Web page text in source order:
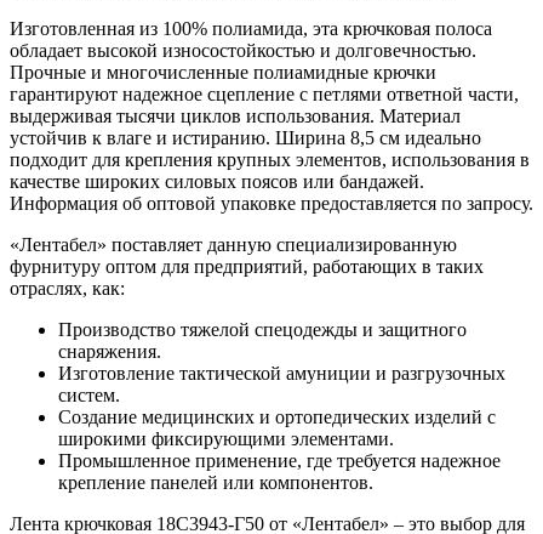
Изготовленная из 100% полиамида, эта крючковая полоса
обладает высокой износостойкостью и долговечностью.
Прочные и многочисленные полиамидные крючки
гарантируют надежное сцепление с петлями ответной части,
выдерживая тысячи циклов использования. Материал
устойчив к влаге и истиранию. Ширина 8,5 см идеально
подходит для крепления крупных элементов, использования в
качестве широких силовых поясов или бандажей.
Информация об оптовой упаковке предоставляется по запросу.
«Лентабел» поставляет данную специализированную
фурнитуру оптом для предприятий, работающих в таких
отраслях, как:
Производство тяжелой спецодежды и защитного
снаряжения.
Изготовление тактической амуниции и разгрузочных
систем.
Создание медицинских и ортопедических изделий с
широкими фиксирующими элементами.
Промышленное применение, где требуется надежное
крепление панелей или компонентов.
Лента крючковая 18С3943-Г50 от «Лентабел» – это выбор для